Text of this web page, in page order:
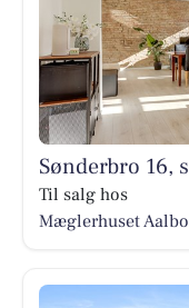
Sønderbro 16,
Til salg hos
Mæglerhuset